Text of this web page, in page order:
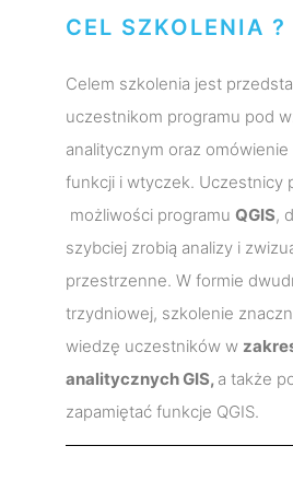
CEL SZKOLENIA ?
Celem szkolenia jest
uczestnikom programu pod
analitycznym oraz
funkcji i wtyczek. Uczestnicy
możliwości programu QGIS,
szybciej zrobią analizy i
przestrzenne. W formie
trzydniowej, szkolenie
wiedzę uczestników w
analitycznych GIS, a także
zapamiętać funkcje QGIS.